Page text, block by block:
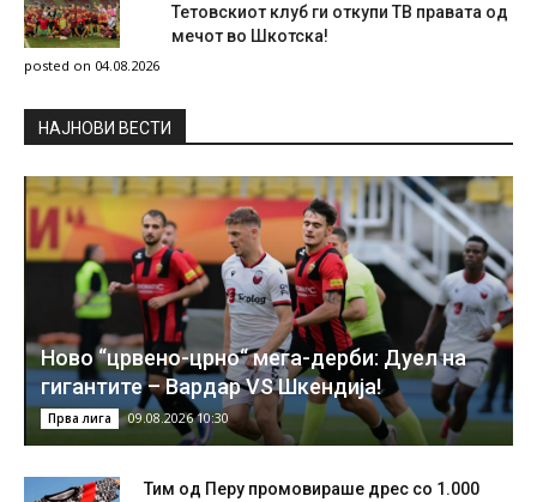
Тетовскиот клуб ги откупи ТВ правата од
мечот во Шкотска!
posted on 04.08.2026
НAЈНОВИ ВЕСТИ
Ново “црвено-црно“ мега-дерби: Дуел на
гигантите – Вардар VS Шкендија!
Прва лига 09.08.2026 10:30
Тим од Перу промовираше дрес со 1.000